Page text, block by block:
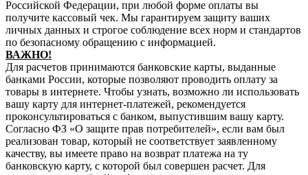
Российской Федерации, при любой форме оплаты вы
получите кассовый чек. Мы гарантируем защиту ваших
личных данных и строгое соблюдение всех норм и стандартов
по безопасному обращению с информацией.
ВАЖНО!
Для расчетов принимаются банковские карты, выданные
банками России, которые позволяют проводить оплату за
товары в интернете. Чтобы узнать, возможно ли использовать
вашу карту для интернет-платежей, рекомендуется
проконсультироваться с банком, выпустившим вашу карту.
Согласно ФЗ «О защите прав потребителей», если вам был
реализован товар, который не соответствует заявленному
качеству, вы имеете право на возврат платежа на ту
банковскую карту, с которой был совершен расчет. Для